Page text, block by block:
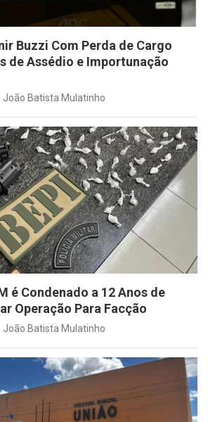
Buzzi Com Perda de Cargo
de Assédio e Importunação
João Batista Mulatinho
é Condenado a 12 Anos de
Operação Para Facção
João Batista Mulatinho